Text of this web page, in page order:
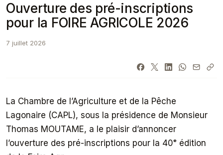
Ouverture des pré-inscriptions
pour la FOIRE AGRICOLE 2026
7 juillet 2026
La Chambre de l’Agriculture et de la Pêche
Lagonaire (CAPL), sous la présidence de Monsieur
Thomas MOUTAME, a le plaisir d’annoncer
l’ouverture des pré-inscriptions pour la 40ᵉ édition